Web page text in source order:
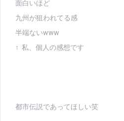
面白いほど
九州が狙われてる感
半端ないwww
↑ 私、個人の感想です
都市伝説であってほしい笑